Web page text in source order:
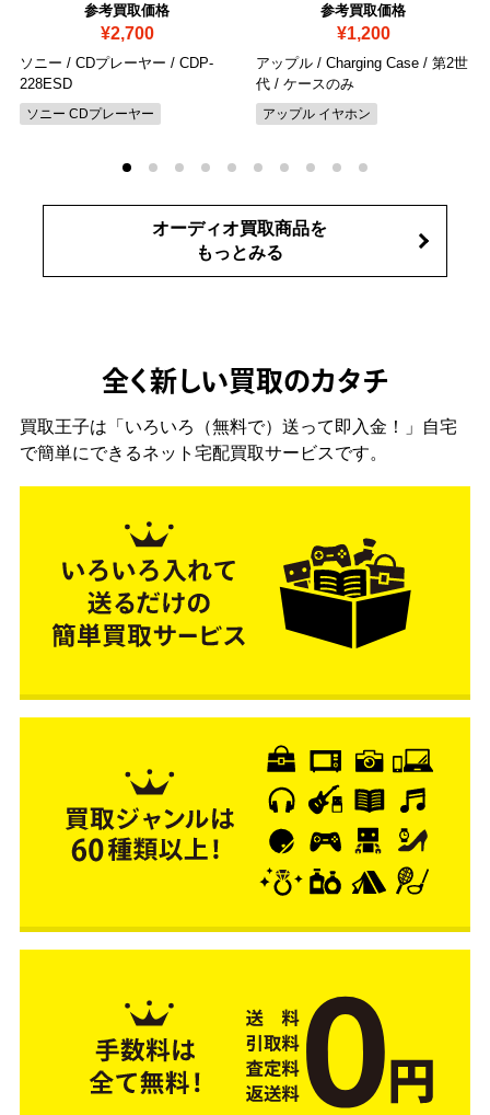
参考買取価格
¥2,700
ソニー / CDプレーヤー / CDP-
228ESD
ソニー CDプレーヤー
参考買取価格
¥1,200
アップル / Charging Case / 第2世
代 / ケースのみ
アップル イヤホン
オーディオ買取商品を
もっとみる
全く新しい買取のカタチ
買取王子は「いろいろ（無料で）送って即入金！」自宅
で簡単にできるネット宅配買取サービスです。